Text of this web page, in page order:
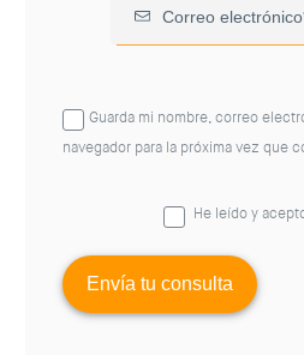
Guarda mi nombre, correo
navegador para la próxima vez que
He leído y